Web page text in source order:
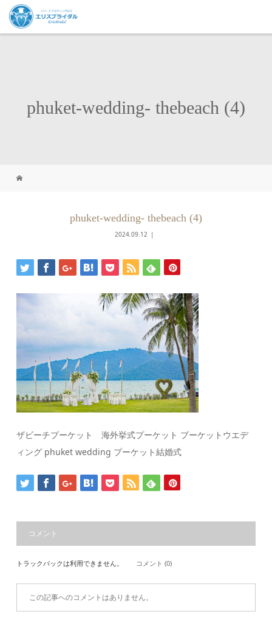
phuket-wedding- thebeach (4)
phuket-wedding- thebeach (4)
2024.09.12
ザビーチプーケット 海外挙式プーケット プーケットウエデ
ィング phuket wedding プーケット結婚式
コメント
トラックバックは利用できません。 コメント (0)
この記事へのコメントはありません。